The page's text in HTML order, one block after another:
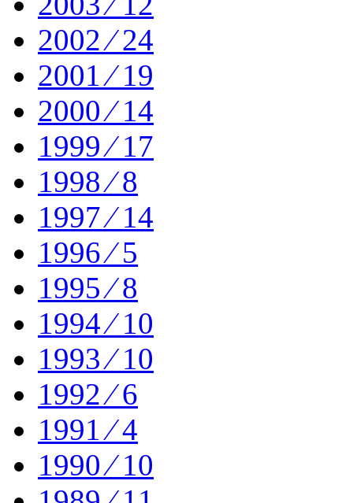
2002 ⁄ 24
2001 ⁄ 19
2000 ⁄ 14
1999 ⁄ 17
1998 ⁄ 8
1997 ⁄ 14
1996 ⁄ 5
1995 ⁄ 8
1994 ⁄ 10
1993 ⁄ 10
1992 ⁄ 6
1991 ⁄ 4
1990 ⁄ 10